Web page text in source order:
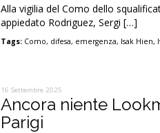
Alla vigilia del Como dello
appiedato Rodriguez, Sergi […]
Tags: Como, difesa, emergenza, Isak Hien,
16 Settembre 2025
Ancora niente
Parigi